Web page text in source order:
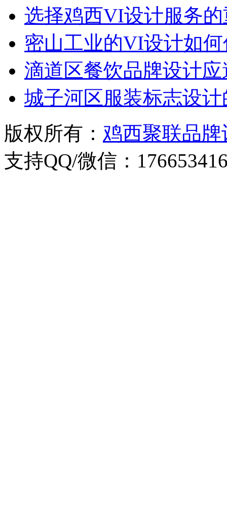
选择鸡西VI设计服务
密山工业的VI设计如
滴道区餐饮品牌设计
城子河区服装标志设
版权所有： 鸡西聚联品
支持QQ/微信：